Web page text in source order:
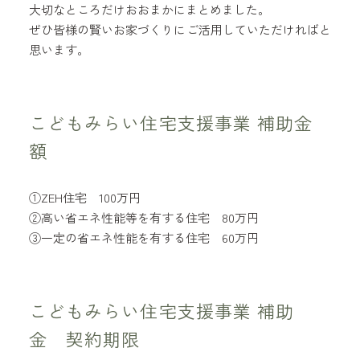
大切なところだけおおまかにまとめました。
ぜひ皆様の賢いお家づくりにご活用していただければと
思います。
こどもみらい住宅支援事業 補助金
額
①ZEH住宅 100万円
②高い省エネ性能等を有する住宅 80万円
③一定の省エネ性能を有する住宅 60万円
こどもみらい住宅支援事業 補助
金 契約期限